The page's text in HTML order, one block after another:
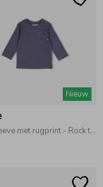
Nieuw
Longsleeve met rugprint - Rock the Earth Blauw